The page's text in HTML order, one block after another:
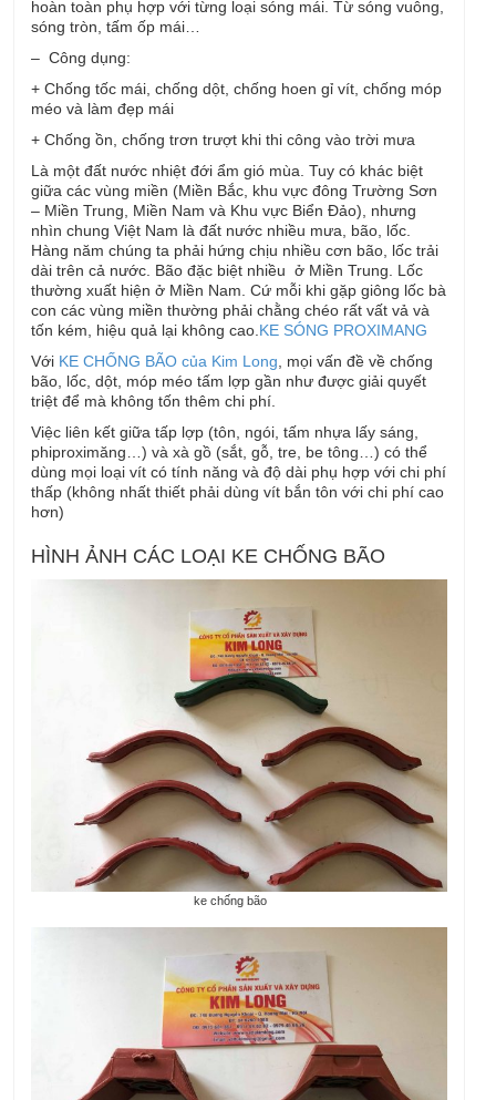
hoàn toàn phụ hợp với từng loại sóng mái. Từ sóng vuông,
sóng tròn, tấm ốp mái…
– Công dụng:
+ Chống tốc mái, chống dột, chống hoen gỉ vít, chống móp
méo và làm đẹp mái
+ Chống ồn, chống trơn trượt khi thi công vào trời mưa
Là một đất nước nhiệt đới ẩm gió mùa. Tuy có khác biệt
giữa các vùng miền (Miền Bắc, khu vực đông Trường Sơn
– Miền Trung, Miền Nam và Khu vực Biển Đảo), nhưng
nhìn chung Việt Nam là đất nước nhiều mưa, bão, lốc.
Hàng năm chúng ta phải hứng chịu nhiều cơn bão, lốc trải
dài trên cả nước. Bão đặc biệt nhiều ở Miền Trung. Lốc
thường xuất hiện ở Miền Nam. Cứ mỗi khi gặp giông lốc bà
con các vùng miền thường phải chằng chéo rất vất vả và
tốn kém, hiệu quả lại không cao.KE SÓNG PROXIMANG
Với KE CHỐNG BÃO của Kim Long, mọi vấn đề về chống
bão, lốc, dột, móp méo tấm lợp gần như được giải quyết
triệt để mà không tốn thêm chi phí.
Việc liên kết giữa tấp lợp (tôn, ngói, tấm nhựa lấy sáng,
phiproximăng…) và xà gồ (sắt, gỗ, tre, be tông…) có thể
dùng mọi loại vít có tính năng và độ dài phụ hợp với chi phí
thấp (không nhất thiết phải dùng vít bắn tôn với chi phí cao
hơn)
HÌNH ẢNH CÁC LOẠI KE CHỐNG BÃO
ke chống bão